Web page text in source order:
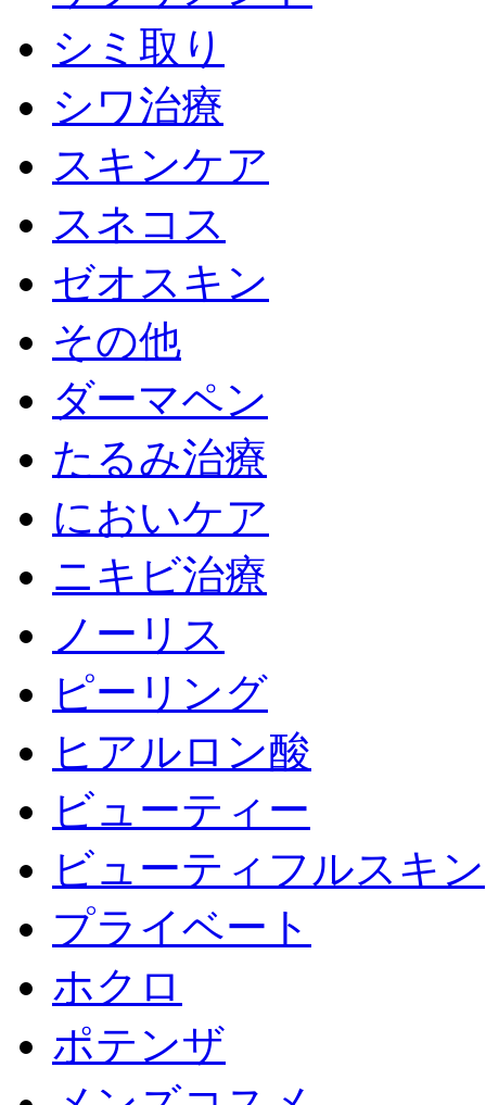
シミ取り
シワ治療
スキンケア
スネコス
ゼオスキン
その他
ダーマペン
たるみ治療
においケア
ニキビ治療
ノーリス
ピーリング
ヒアルロン酸
ビューティー
ビューティフルスキン
プライベート
ホクロ
ポテンザ